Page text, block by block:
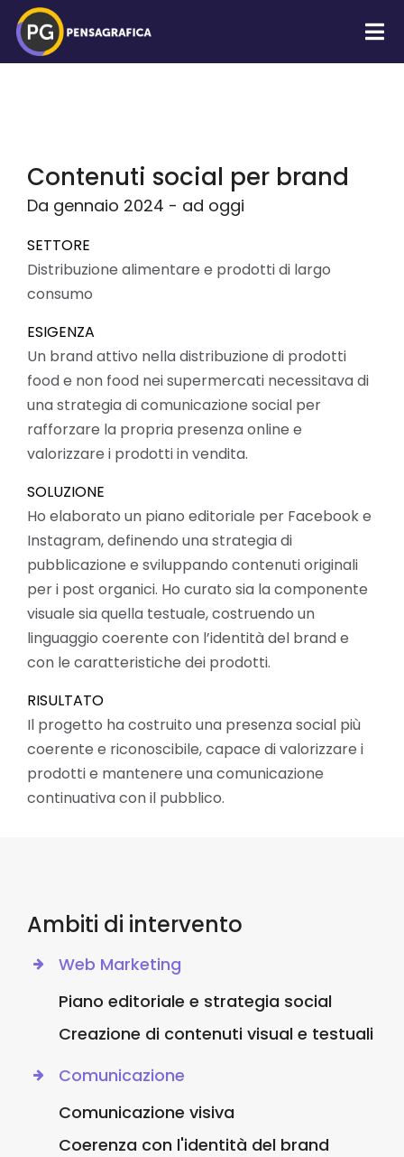
Contenuti social per brand
Da gennaio 2024 - ad oggi
SETTORE
Distribuzione alimentare e prodotti di largo
consumo
ESIGENZA
Un brand attivo nella distribuzione di prodotti
food e non food nei supermercati necessitava di
una strategia di comunicazione social per
rafforzare la propria presenza online e
valorizzare i prodotti in vendita.
SOLUZIONE
Ho elaborato un piano editoriale per Facebook e
Instagram, definendo una strategia di
pubblicazione e sviluppando contenuti originali
per i post organici. Ho curato sia la componente
visuale sia quella testuale, costruendo un
linguaggio coerente con l’identità del brand e
con le caratteristiche dei prodotti.
RISULTATO
Il progetto ha costruito una presenza social più
coerente e riconoscibile, capace di valorizzare i
prodotti e mantenere una comunicazione
continuativa con il pubblico.
Ambiti di intervento
Web Marketing
Piano editoriale e strategia social
Creazione di contenuti visual e testuali
Comunicazione
Comunicazione visiva
Coerenza con l'identità del brand